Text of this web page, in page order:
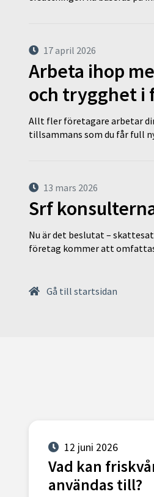
17 april 2026
Arbeta ihop
och trygghet i
Allt fler företagare arbetar
tillsammans som du får full
13 mars 2026
Srf
Nu är det beslutat –
företag kommer att
Gå till startsidan
12 juni 2026
Vad kan
användas till?